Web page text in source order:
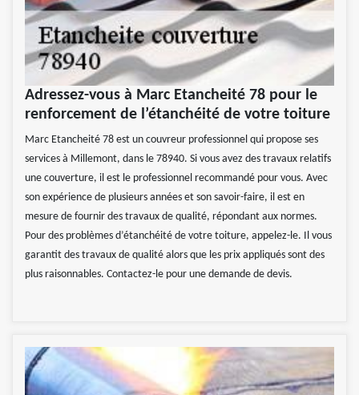
Adressez-vous à Marc Etancheité 78 pour le
renforcement de l’étanchéité de votre toiture
Marc Etancheité 78 est un couvreur professionnel qui propose ses
services à Millemont, dans le 78940. Si vous avez des travaux relatifs
une couverture, il est le professionnel recommandé pour vous. Avec
son expérience de plusieurs années et son savoir-faire, il est en
mesure de fournir des travaux de qualité, répondant aux normes.
Pour des problèmes d’étanchéité de votre toiture, appelez-le. Il vous
garantit des travaux de qualité alors que les prix appliqués sont des
plus raisonnables. Contactez-le pour une demande de devis.